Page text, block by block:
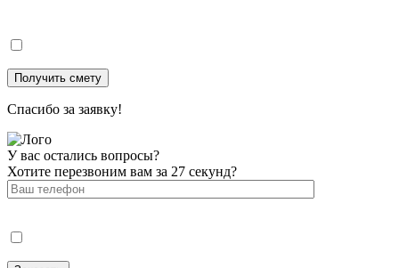
Спасибо за заявку!
У вас остались вопросы?
Хотите перезвоним вам за 27 секунд?